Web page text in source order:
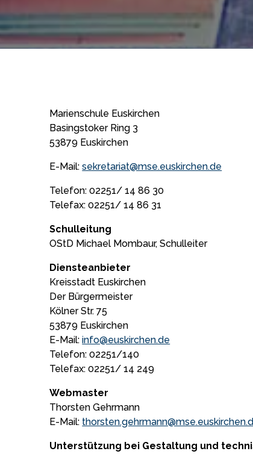
Marienschule Euskirchen
Basingstoker Ring 3
53879 Euskirchen
E-Mail:sekretariat@mse.euskirchen.de
Telefon: 02251/ 14 86 30
Telefax: 02251/ 14 86 31
Schulleitung
OStD Michael Mombaur, Schulleiter
Diensteanbieter
Kreisstadt Euskirchen
Der Bürgermeister
Kölner Str. 75
53879 Euskirchen
E-Mail:info@euskirchen.de
Telefon: 02251/140
Telefax: 02251/ 14 249
Webmaster
Thorsten Gehrmann
E-Mail:
Unterstützung bei Gestaltung und